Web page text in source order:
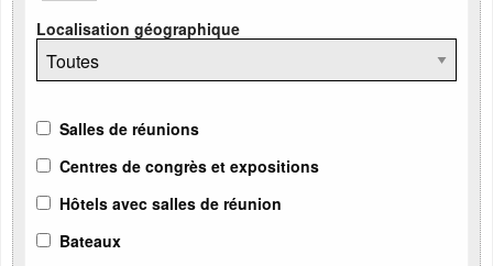
Localisation géographique
Salles de réunions
Centres de congrès et expositions
Hôtels avec salles de réunion
Bateaux